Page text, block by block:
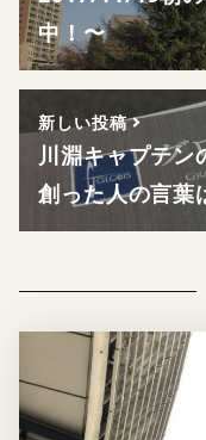
中！〜
新しい投稿
川淵キャプテン
創った人の言葉